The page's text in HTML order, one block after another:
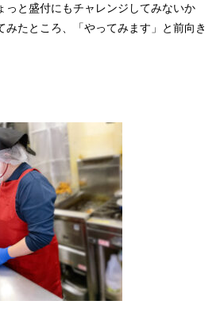
っと盛付にもチャレンジしてみないか
みたところ、「やってみます」と前向き